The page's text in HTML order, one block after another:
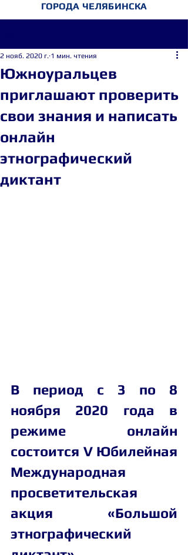
ГОРОДА ЧЕЛЯБИНСКА
Южноуральцев
приглашают проверить
свои знания и написать
онлайн
этнографический
диктант
2 нояб. 2020 г. 1 мин. чтения
В период с 3 по 8
ноября 2020 года в
режиме онлайн
состоится V Юбилейная
Международная
просветительская
акция «Большой
этнографический